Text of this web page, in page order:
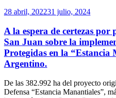
Publicado
28 abril, 202231 julio, 2024
A la espera de certezas
San Juan sobre la
Protegidas en la “Estancia
Argentino.
De las 382.992 ha del proyecto
Defensa “Estancia Manantiales”,